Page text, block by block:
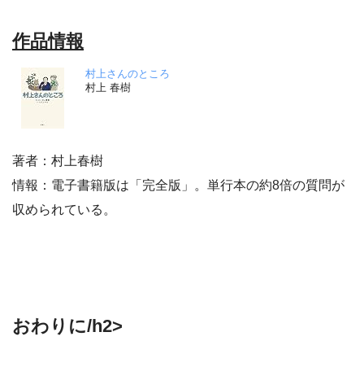
作品情報
村上さんのところ
村上 春樹
著者：村上春樹
情報：電子書籍版は「完全版」。単行本の約8倍の質問が
収められている。
おわりに/h2>